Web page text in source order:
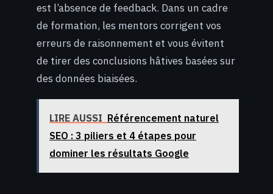
est l’absence de feedback. Dans un cadre
de formation, les mentors corrigent vos
erreurs de raisonnement et vous évitent
de tirer des conclusions hâtives basées sur
des données biaisées.
LIRE AUSSI Référencement naturel
SEO : 3 piliers et 4 étapes pour
dominer les résultats Google